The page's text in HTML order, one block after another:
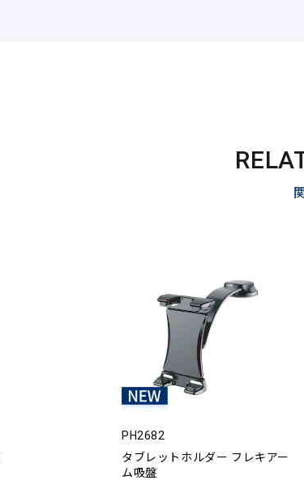
PH2682
タブレットホルダー フレキアー
ム吸盤